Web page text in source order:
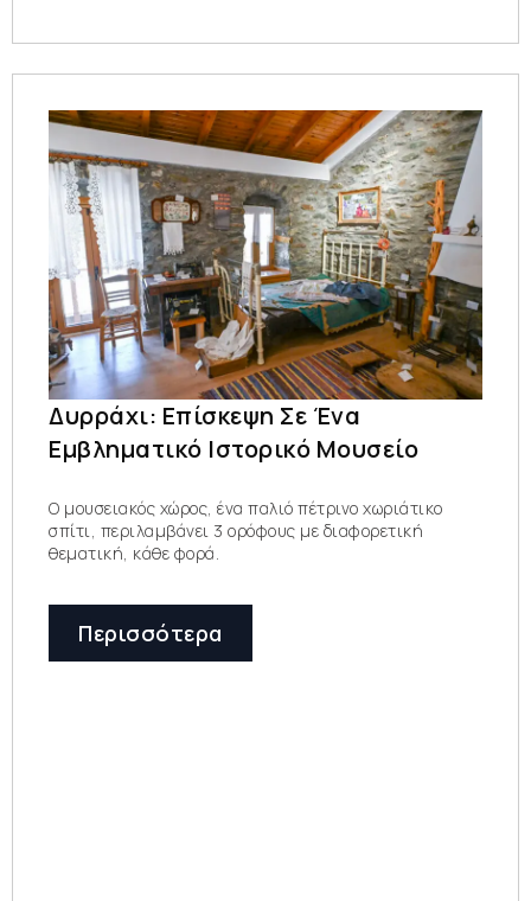
Δυρράχι: Επίσκεψη Σε Ένα
Εμβληματικό Ιστορικό Μουσείο
Ο μουσειακός χώρος, ένα παλιό πέτρινο χωριάτικο
σπίτι, περιλαμβάνει 3 ορόφους με διαφορετική
θεματική, κάθε φορά.
Περισσότερα